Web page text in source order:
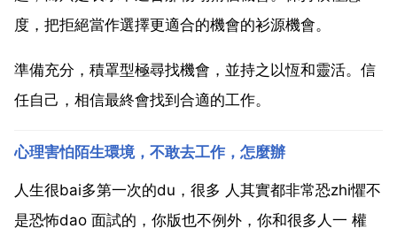
度，把拒絕當作選擇更適合的機會的衫源機會。
準備充分，積罩型極尋找機會，並持之以恆和靈活。信
任自己，相信最終會找到合適的工作。
心理害怕陌生環境，不敢去工作，怎麼辦
人生很bai多第一次的du，很多 人其實都非常恐zhi懼不
是恐怖dao 面試的，你版也不例外，你和很多人一 權